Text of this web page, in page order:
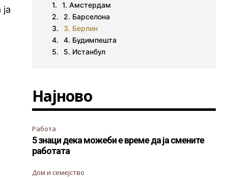
1. Амстердам
2. Барселона
3. Берлин
4. Будимпешта
5. Истанбул
Најново
Работа
5 знаци дека можеби е време да ја смените
работата
Дом и семејство